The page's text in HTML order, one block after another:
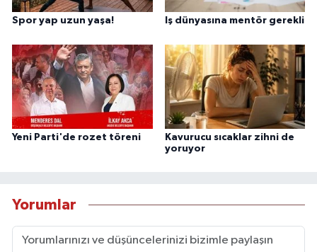
Spor yap uzun yaşa! Iş dünyasına mentör gerekli
Yeni Parti'de rozet töreni
Kavurucu sıcaklar zihni de
yoruyor
Yorumlar